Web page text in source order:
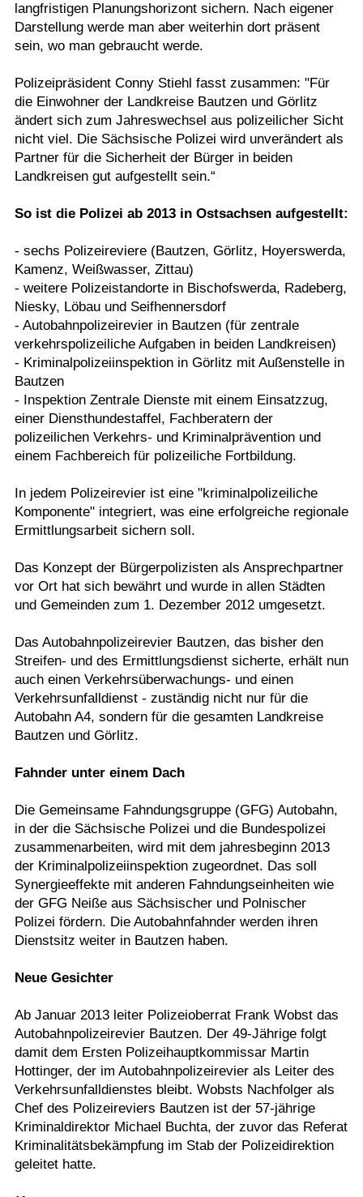
langfristigen Planungshorizont sichern. Nach eigener
Darstellung werde man aber weiterhin dort präsent
sein, wo man gebraucht werde.
Polizeipräsident Conny Stiehl fasst zusammen: "Für
die Einwohner der Landkreise Bautzen und Görlitz
ändert sich zum Jahreswechsel aus polizeilicher Sicht
nicht viel. Die Sächsische Polizei wird unverändert als
Partner für die Sicherheit der Bürger in beiden
Landkreisen gut aufgestellt sein.“
So ist die Polizei ab 2013 in Ostsachsen aufgestellt:
- sechs Polizeireviere (Bautzen, Görlitz, Hoyerswerda,
Kamenz, Weißwasser, Zittau)
- weitere Polizeistandorte in Bischofswerda, Radeberg,
Niesky, Löbau und Seifhennersdorf
- Autobahnpolizeirevier in Bautzen (für zentrale
verkehrspolizeiliche Aufgaben in beiden Landkreisen)
- Kriminalpolizeiinspektion in Görlitz mit Außenstelle in
Bautzen
- Inspektion Zentrale Dienste mit einem Einsatzzug,
einer Diensthundestaffel, Fachberatern der
polizeilichen Verkehrs- und Kriminalprävention und
einem Fachbereich für polizeiliche Fortbildung.
In jedem Polizeirevier ist eine "kriminalpolizeiliche
Komponente" integriert, was eine erfolgreiche regionale
Ermittlungsarbeit sichern soll.
Das Konzept der Bürgerpolizisten als Ansprechpartner
vor Ort hat sich bewährt und wurde in allen Städten
und Gemeinden zum 1. Dezember 2012 umgesetzt.
Das Autobahnpolizeirevier Bautzen, das bisher den
Streifen- und des Ermittlungsdienst sicherte, erhält nun
auch einen Verkehrsüberwachungs- und einen
Verkehrsunfalldienst - zuständig nicht nur für die
Autobahn A4, sondern für die gesamten Landkreise
Bautzen und Görlitz.
Fahnder unter einem Dach
Die Gemeinsame Fahndungsgruppe (GFG) Autobahn,
in der die Sächsische Polizei und die Bundespolizei
zusammenarbeiten, wird mit dem jahresbeginn 2013
der Kriminalpolizeiinspektion zugeordnet. Das soll
Synergieeffekte mit anderen Fahndungseinheiten wie
der GFG Neiße aus Sächsischer und Polnischer
Polizei fördern. Die Autobahnfahnder werden ihren
Dienstsitz weiter in Bautzen haben.
Neue Gesichter
Ab Januar 2013 leiter Polizeioberrat Frank Wobst das
Autobahnpolizeirevier Bautzen. Der 49-Jährige folgt
damit dem Ersten Polizeihauptkommissar Martin
Hottinger, der im Autobahnpolizeirevier als Leiter des
Verkehrsunfalldienstes bleibt. Wobsts Nachfolger als
Chef des Polizeireviers Bautzen ist der 57-jährige
Kriminaldirektor Michael Buchta, der zuvor das Referat
Kriminalitätsbekämpfung im Stab der Polizeidirektion
geleitet hatte.